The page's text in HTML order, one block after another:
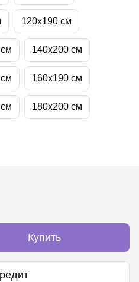
120х190 см
140х200 см
160х190 см
180х200 см
Купить